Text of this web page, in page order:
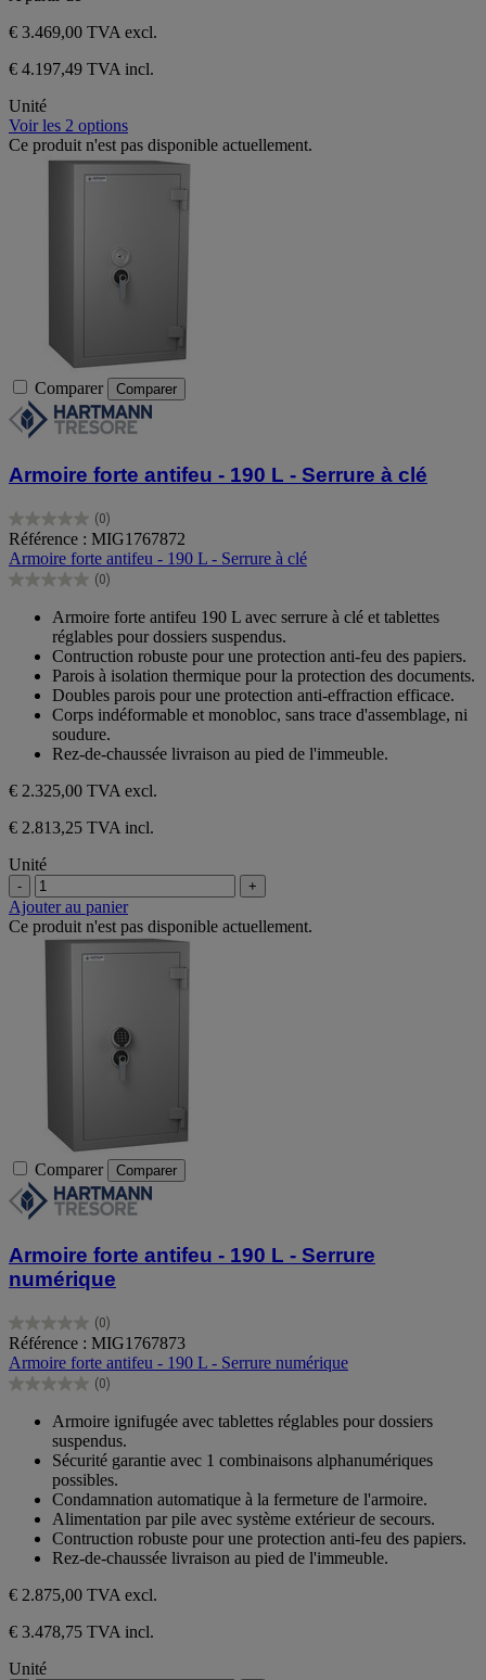
€ 3.469,00 TVA excl.
€ 4.197,49 TVA incl.
Unité
Voir les 2 options
Ce produit n'est pas disponible actuellement.
Comparer Comparer
Armoire forte antifeu - 190 L - Serrure à clé
(0)
0.0
sur
5
étoiles.
Référence : MIG1767872
Armoire forte antifeu - 190 L - Serrure à clé
(0)
0.0
étoiles.
Armoire forte antifeu 190 L avec serrure à clé et tablettes
réglables pour dossiers suspendus.
Contruction robuste pour une protection anti-feu des papiers.
Parois à isolation thermique pour la protection des documents.
Doubles parois pour une protection anti-effraction efficace.
Corps indéformable et monobloc, sans trace d'assemblage, ni
soudure.
Rez-de-chaussée livraison au pied de l'immeuble.
€ 2.325,00 TVA excl.
€ 2.813,25 TVA incl.
Unité
- +
Ajouter au panier
Ce produit n'est pas disponible actuellement.
Comparer Comparer
Armoire forte antifeu - 190 L - Serrure
numérique
(0)
0.0
sur
5
étoiles.
Référence : MIG1767873
Armoire forte antifeu - 190 L - Serrure numérique
(0)
0.0
étoiles.
Armoire ignifugée avec tablettes réglables pour dossiers
suspendus.
Sécurité garantie avec 1 combinaisons alphanumériques
possibles.
Condamnation automatique à la fermeture de l'armoire.
Alimentation par pile avec système extérieur de secours.
Contruction robuste pour une protection anti-feu des papiers.
Rez-de-chaussée livraison au pied de l'immeuble.
€ 2.875,00 TVA excl.
€ 3.478,75 TVA incl.
Unité